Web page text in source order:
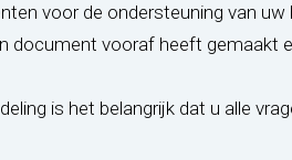
voor de ondersteuning van
document vooraf heeft gemaakt
is het belangrijk dat u alle